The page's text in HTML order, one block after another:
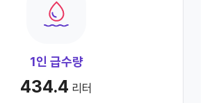
1인 급수량
434.4 리터